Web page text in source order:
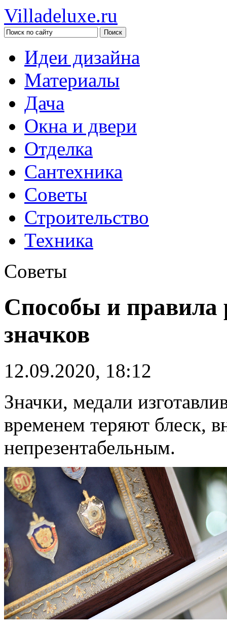
Villadeluxe.ru
Идеи дизайна
Материалы
Дача
Окна и двери
Отделка
Сантехника
Советы
Строительство
Техника
Советы
Способы и правила
значков
12.09.2020, 18:12
Значки, медали
временем теряют блеск,
непрезентабельным.